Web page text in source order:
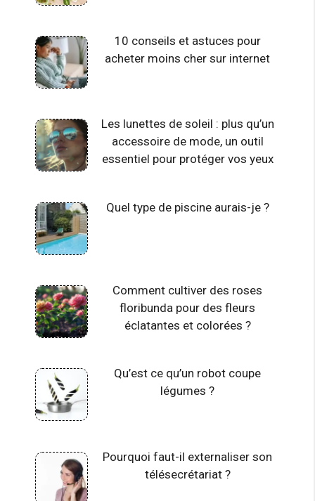
10 conseils et astuces pour
acheter moins cher sur internet
Les lunettes de soleil : plus qu’un
accessoire de mode, un outil
essentiel pour protéger vos yeux
Quel type de piscine aurais-je ?
Comment cultiver des roses
floribunda pour des fleurs
éclatantes et colorées ?
Qu’est ce qu’un robot coupe
légumes ?
Pourquoi faut-il externaliser son
télésecrétariat ?